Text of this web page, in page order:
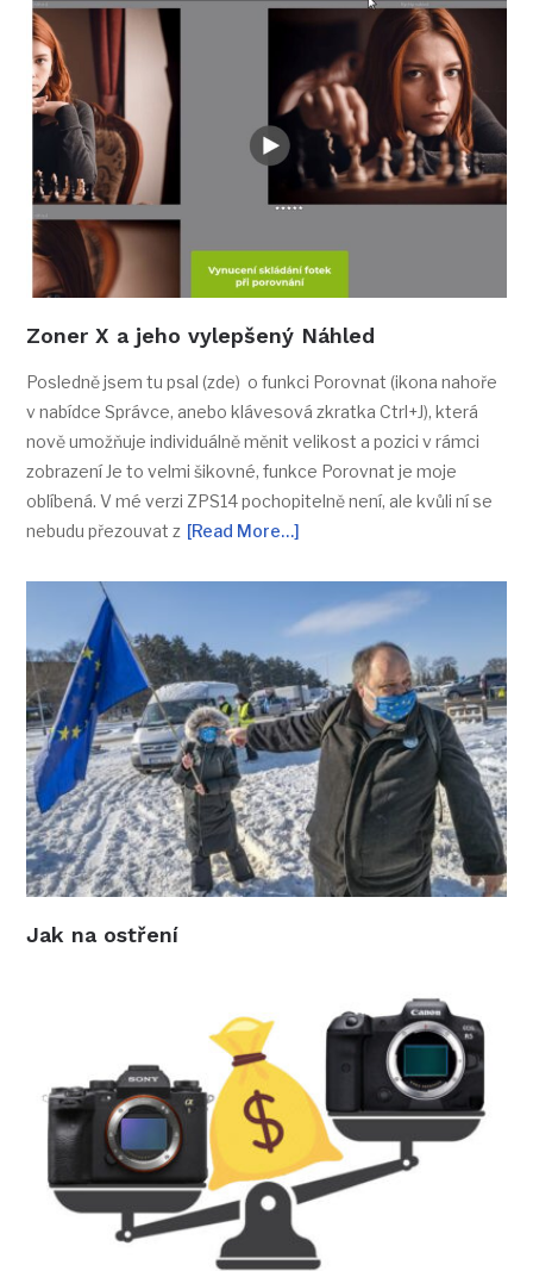
Zoner X a jeho vylepšený Náhled
Posledně jsem tu psal (zde) o funkci Porovnat (ikona nahoře
v nabídce Správce, anebo klávesová zkratka Ctrl+J), která
nově umožňuje individuálně měnit velikost a pozici v rámci
zobrazení Je to velmi šikovné, funkce Porovnat je moje
oblíbená. V mé verzi ZPS14 pochopitelně není, ale kvůli ní se
nebudu přezouvat z [Read More…]
Jak na ostření